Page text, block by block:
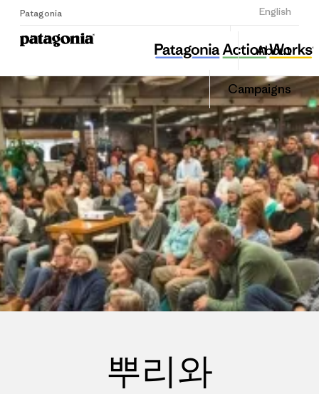
Patagonia English
Sign Up
About
Campaigns
뿌리와 이끼
Share
this
Share
on
뿌리와